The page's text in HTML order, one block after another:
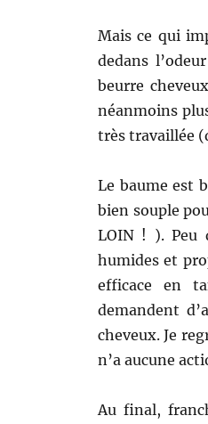
Mais ce qui
dedans
beurre
néanmoins
très travaillée
Le baume est
bien souple
LOIN ! ). Peu
humides et
efficace en
demandent
cheveux. Je
n’a aucune
Au final,